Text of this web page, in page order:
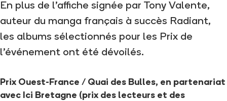
En plus de l’affiche signée par Tony Valente,
auteur du manga français à succès Radiant,
les albums sélectionnés pour les Prix de
l’événement ont été dévoilés.
Prix Ouest-France / Quai des Bulles, en partenariat
avec Ici Bretagne (prix des lecteurs et des